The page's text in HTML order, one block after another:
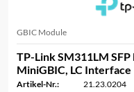
GBIC Module
TP-Link SM311LM
MiniGBIC, LC Interface
Artikel-Nr.:
21.23.0204